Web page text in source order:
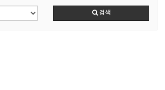
검색